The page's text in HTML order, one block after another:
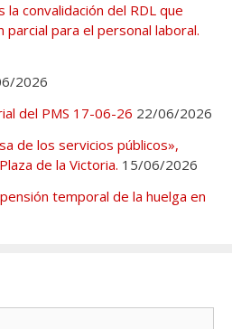
la convalidación del RDL que
parcial para el personal laboral.
2026
del PMS 17-06-26 22/06/2026
de los servicios públicos»,
de la Victoria. 15/06/2026
temporal de la huelga en